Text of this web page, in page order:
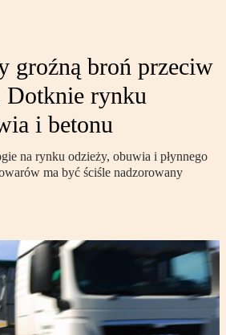
groźną broń przeciw
Dotknie rynku
i betonu
na rynku odzieży, obuwia i płynnego
ma być ściśle nadzorowany